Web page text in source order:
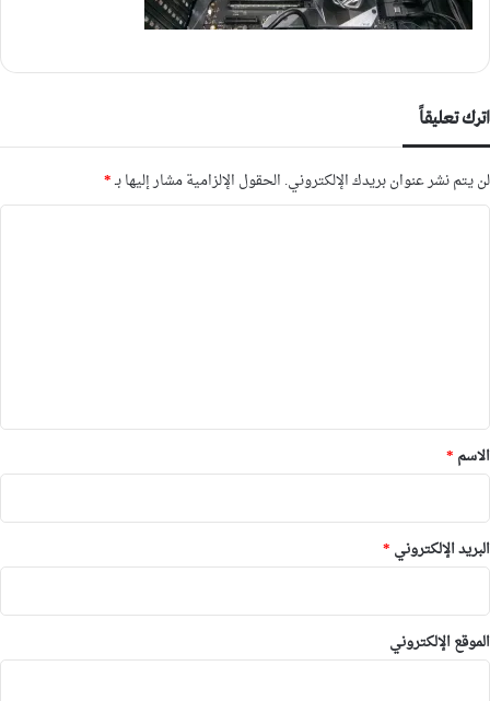
اترك تعليقاً
لن يتم نشر عنوان بريدك الإلكتروني. الحقول الإلزامية مشار إليها بـ*
*
الاسم *
البريد الإلكتروني *
الموقع الإلكتروني